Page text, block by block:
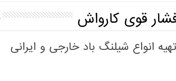
قوی کارواش
انواع شیلنگ باد خارجی و ایرانی